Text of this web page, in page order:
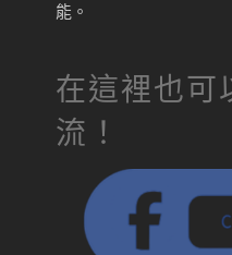
能。
在這裡也可
流！